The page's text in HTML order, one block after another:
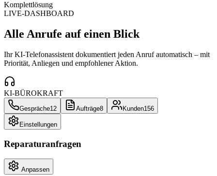
Komplettlösung
LIVE-DASHBOARD
Alle Anrufe auf einen Blick
Ihr KI-Telefonassistent dokumentiert jeden Anruf automatisch – mit
Priorität, Anliegen und empfohlener Aktion.
KI-BÜROKRAFT
Gespräche12 Aufträge8 Kunden156
Einstellungen
Reparaturanfragen
Anpassen